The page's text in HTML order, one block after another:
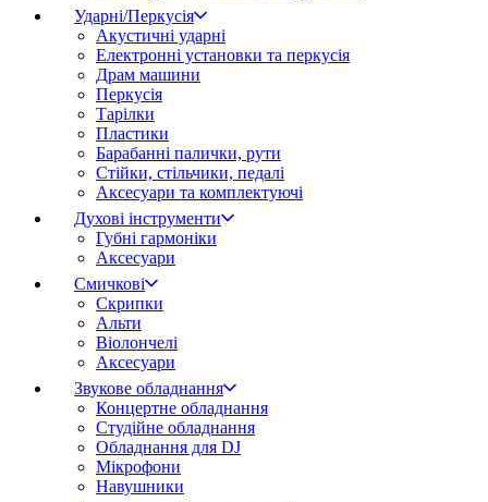
Ударні/Перкусія
Акустичні ударні
Електронні установки та перкусія
Драм машини
Перкусія
Тарілки
Пластики
Барабанні палички, рути
Стійки, стільчики, педалі
Аксесуари та комплектуючі
Духові інструменти
Губні гармоніки
Аксесуари
Смичкові
Скрипки
Альти
Віолончелі
Аксесуари
Звукове обладнання
Концертне обладнання
Студійне обладнання
Обладнання для DJ
Мікрофони
Навушники